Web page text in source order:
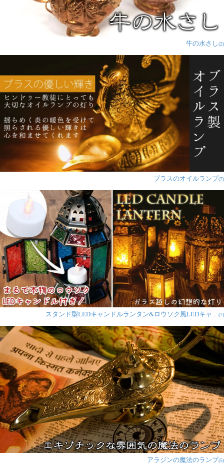
牛の水さし(2)
ブラスのオイルランプ(7)
スタンド型LEDキャンドルランタン&ロウソク風LEDキャ… (7)
アラジンの魔法のランプ(5)